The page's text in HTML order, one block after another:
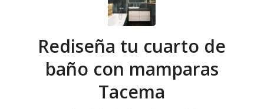
Rediseña tu cuarto de
baño con mamparas
Tacema